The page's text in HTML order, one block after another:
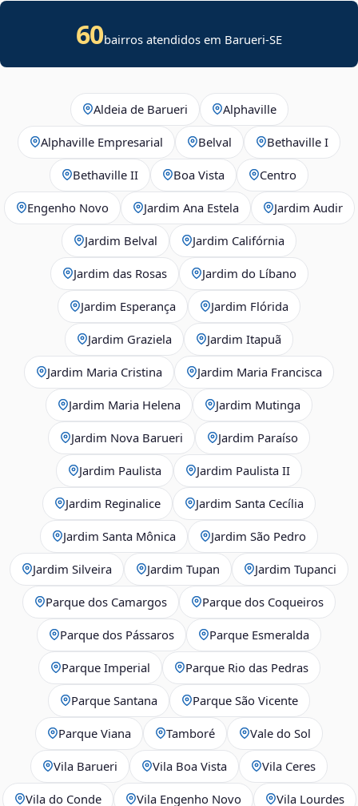
60bairros atendidos em Barueri-SE
Aldeia de Barueri Alphaville
Alphaville Empresarial Belval Bethaville I
Bethaville II Boa Vista Centro
Engenho Novo Jardim Ana Estela Jardim Audir
Jardim Belval Jardim Califórnia
Jardim das Rosas Jardim do Líbano
Jardim Esperança Jardim Flórida
Jardim Graziela Jardim Itapuã
Jardim Maria Cristina Jardim Maria Francisca
Jardim Maria Helena Jardim Mutinga
Jardim Nova Barueri Jardim Paraíso
Jardim Paulista Jardim Paulista II
Jardim Reginalice Jardim Santa Cecília
Jardim Santa Mônica Jardim São Pedro
Jardim Silveira Jardim Tupan Jardim Tupanci
Parque dos Camargos Parque dos Coqueiros
Parque dos Pássaros Parque Esmeralda
Parque Imperial Parque Rio das Pedras
Parque Santana Parque São Vicente
Parque Viana Tamboré Vale do Sol
Vila Barueri Vila Boa Vista Vila Ceres
Vila do Conde Vila Engenho Novo Vila Lourdes